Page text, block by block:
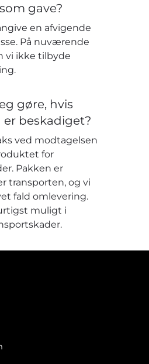
gave?
en afvigende
På nuværende
vi ikke tilbyde
gøre, hvis
er beskadiget?
ved modtagelsen
for
Pakken er
transporten, og vi
fald omlevering.
muligt i